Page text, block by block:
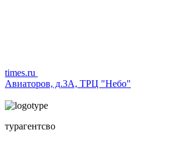
times.ru
Авиаторов, д.3А, ТРЦ "Небо"
турагентсво